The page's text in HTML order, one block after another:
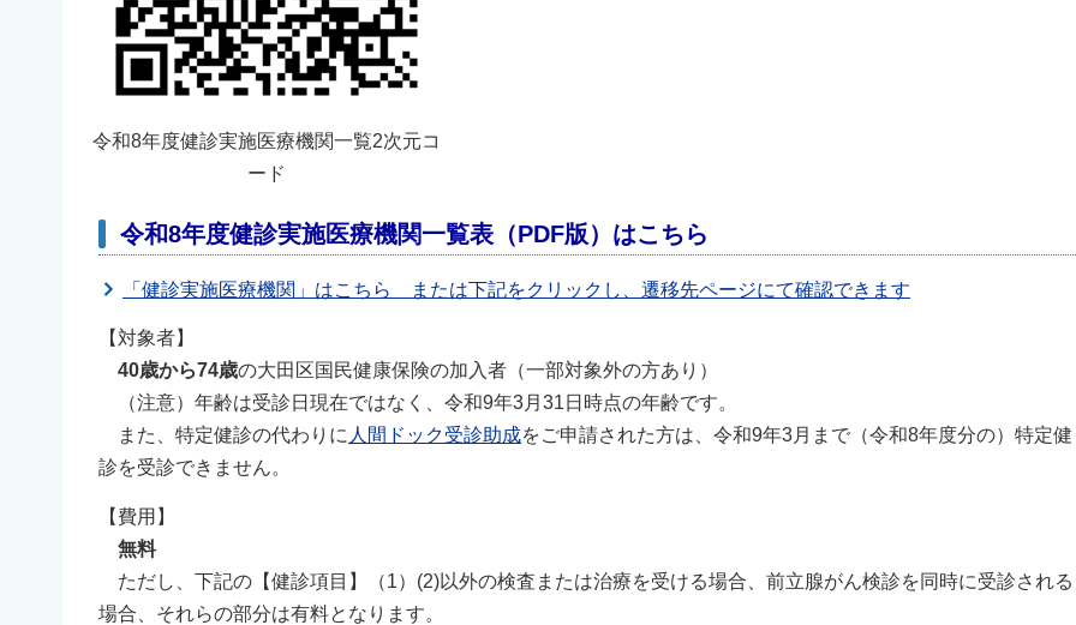
令和8年度健診実施医療機関一覧2次元コ
ード
令和8年度健診実施医療機関一覧表（PDF版）はこちら
「健診実施医療機関」はこちら または下記をクリックし、遷移先ページにて確認できます
【対象者】
40歳から74歳の大田区国民健康保険の加入者（一部対象外の方あり）
（注意）年齢は受診日現在ではなく、令和9年3月31日時点の年齢です。
また、特定健診の代わりに 人間ドック受診助成をご申請された方は、令和9年3月まで（令和8年度分の）特定健
診を受診できません。
【費用】
無料
ただし、下記の【健診項目】（1）(2)以外の検査または治療を受ける場合、前立腺がん検診を同時に受診される
場合、それらの部分は有料となります。